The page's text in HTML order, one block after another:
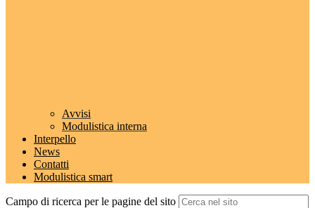
Avvisi
Modulistica interna
Interpello
News
Contatti
Modulistica smart
Campo di ricerca per le pagine del sito